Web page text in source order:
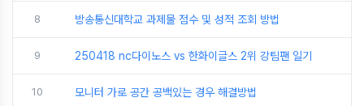
8 방송통신대학교 과제물 점수 및 성적 조회 방법
9 250418 nc다이노스 vs 한화이글스 2위 강팀팬 일기
10 모니터 가로 공간 공백있는 경우 해결방법